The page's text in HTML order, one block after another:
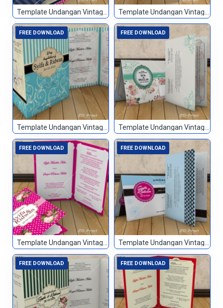
Template Undangan Vintage 011 Template Undangan Vintage 012
FREE DOWNLOAD
Template Undangan Vintage 013
FREE DOWNLOAD
Template Undangan Vintage 014
FREE DOWNLOAD
Template Undangan Vintage 015
FREE DOWNLOAD
Template Undangan Vintage 016
FREE DOWNLOAD FREE DOWNLOAD